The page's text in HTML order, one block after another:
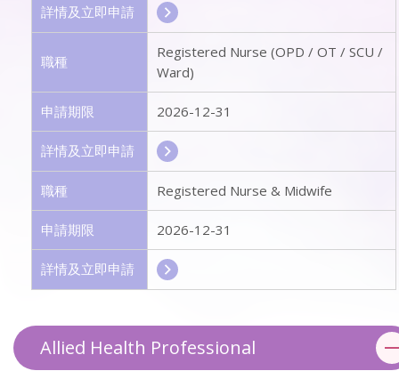
詳情及立即申請
職種
Registered Nurse (OPD / OT / SCU /
Ward)
申請期限 2026-12-31
詳情及立即申請
職種 Registered Nurse & Midwife
申請期限 2026-12-31
詳情及立即申請
Allied Health Professional